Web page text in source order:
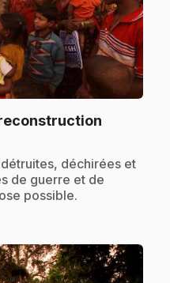
déchirées et
de guerre et de
possible.